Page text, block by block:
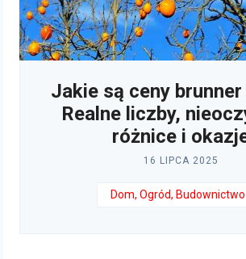
Jakie są ceny
Realne liczby,
różnice i
16 LIPCA 2025
Dom, Ogród, Budownictwo